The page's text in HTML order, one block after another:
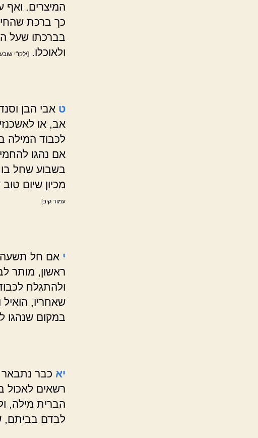
המיצרים. ואף
כך ברכת
בברכתו שעל
ולאוכלו.
[ילקו"י
ט אבי הבן
אב, או
לכבוד המילה
אם נהגו
בשבוע שחל
מכיון שיום
עמוד קיב]
י אם חל תשעה
ראשון, מותר
ולהתגלח
שאחריו,
במקום שנהגו
יא כבר נתבאר
רשאים לאכול
הברית מילה,
לבדם בביתם,